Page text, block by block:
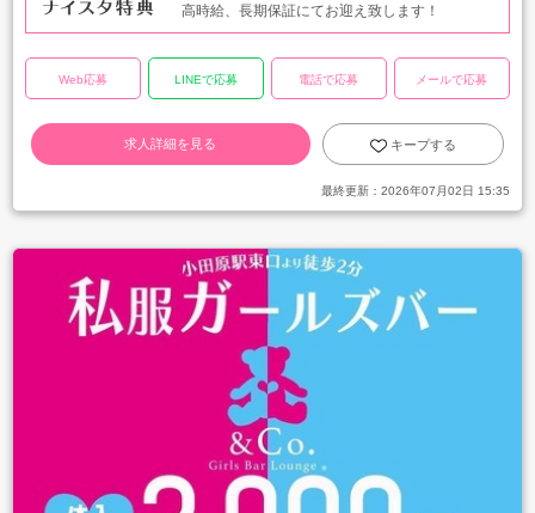
高時給、長期保証にてお迎え致します！
Web応募 LINEで応募 電話で応募 メールで応募
求人詳細を見る キープする
最終更新： 2026年07月02日 15:35